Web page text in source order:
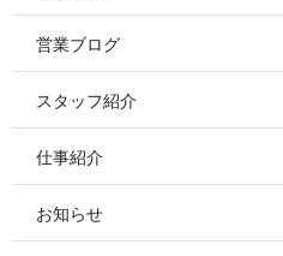
営業ブログ
スタッフ紹介
仕事紹介
お知らせ